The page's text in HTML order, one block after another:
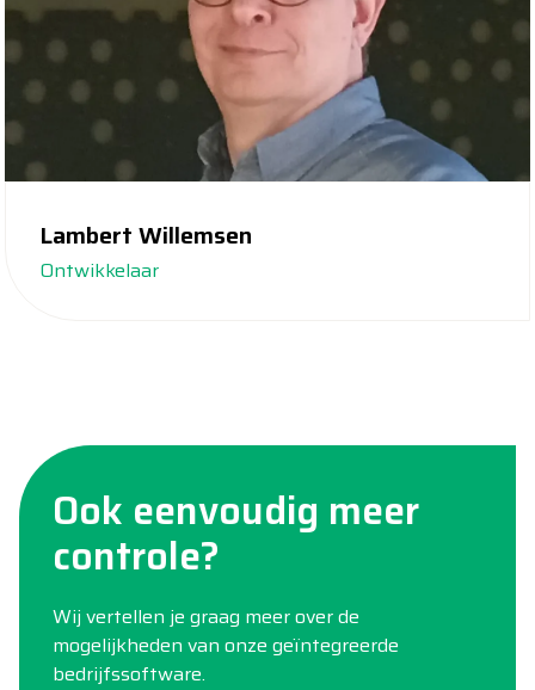
Ontwikkelaar
Lambert Willemsen
Ook eenvoudig meer
controle?
Wij vertellen je graag meer over de
mogelijkheden van onze geïntegreerde
bedrijfssoftware.